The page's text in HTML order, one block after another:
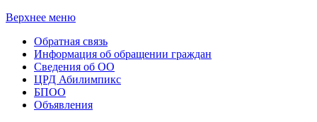
Верхнее меню
Обратная связь
Информация об обращении граждан
Сведения об ОО
ЦРД Абилимпикс
БПОО
Объявления